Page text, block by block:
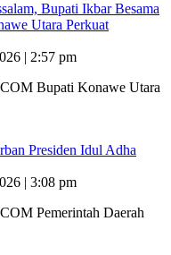
Bupati Ikbar Besama
Utara Perkuat
| 2:57 pm
Bupati Konawe Utara
Presiden Idul Adha
| 3:08 pm
Pemerintah Daerah